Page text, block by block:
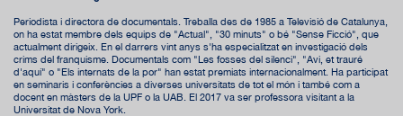
Periodista i directora de documentals. Treballa des de 1985 a Televisió de Catalunya,
on ha estat membre dels equips de "Actual", "30 minuts" o bé "Sense Ficció", que
actualment dirigeix. En el darrers vint anys s'ha especialitzat en investigació dels
crims del franquisme. Documentals com "Les fosses del silenci", "Avi, et trauré
d'aquí" o "Els internats de la por" han estat premiats internacionalment. Ha participat
en seminaris i conferències a diverses universitats de tot el món i també com a
docent en màsters de la UPF o la UAB. El 2017 va ser professora visitant a la
Universitat de Nova York.